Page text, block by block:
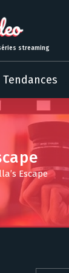
streaming
Tendances
Escape